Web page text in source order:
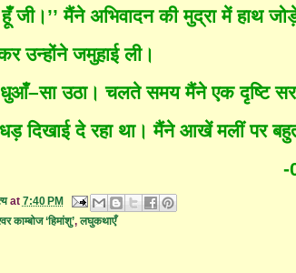
जी।’’ मैंने अभिवादन की मुद्रा में हाथ
उन्होंने जमुहाई ली।
उठा। चलते समय मैंने एक दृष्टि
ड़दिखाई दे रहा था। मैंने आखें मलीं पर
-
at 7:40 PM
काम्बोज ‘हिमांशु’,लघुकथाएँ